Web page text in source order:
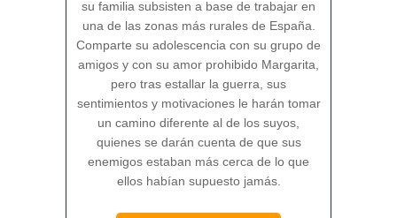
su familia subsisten a base de trabajar en
una de las zonas más rurales de España.
Comparte su adolescencia con su grupo de
amigos y con su amor prohibido Margarita,
pero tras estallar la guerra, sus
sentimientos y motivaciones le harán tomar
un camino diferente al de los suyos,
quienes se darán cuenta de que sus
enemigos estaban más cerca de lo que
ellos habían supuesto jamás.